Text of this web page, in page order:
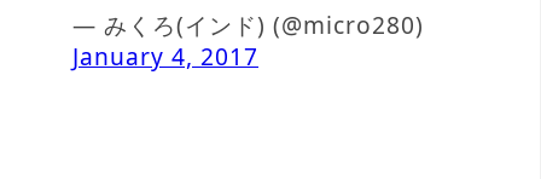
— みくろ(インド) (@micro280)
January 4, 2017